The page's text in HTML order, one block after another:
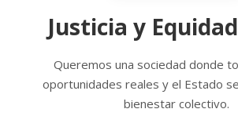
Justicia y
Queremos una sociedad donde
oportunidades reales y el Estado
bienestar colectivo.